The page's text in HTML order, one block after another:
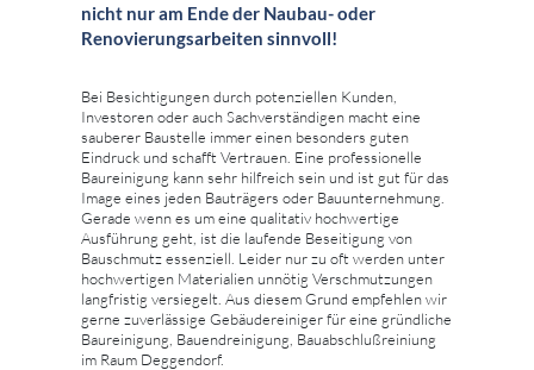
nicht nur am Ende der Naubau- oder
Renovierungsarbeiten sinnvoll!
Bei Besichtigungen durch potenziellen Kunden,
Investoren oder auch Sachverständigen macht eine
sauberer Baustelle immer einen besonders guten
Eindruck und schafft Vertrauen. Eine professionelle
Baureinigung kann sehr hilfreich sein und ist gut für das
Image eines jeden Bauträgers oder Bauunternehmung.
Gerade wenn es um eine qualitativ hochwertige
Ausführung geht, ist die laufende Beseitigung von
Bauschmutz essenziell. Leider nur zu oft werden unter
hochwertigen Materialien unnötig Verschmutzungen
langfristig versiegelt. Aus diesem Grund empfehlen wir
gerne zuverlässige Gebäudereiniger für eine gründliche
Baureinigung, Bauendreinigung, Bauabschlußreiniung
im Raum Deggendorf.